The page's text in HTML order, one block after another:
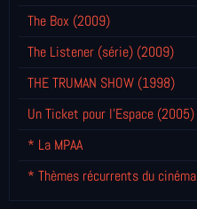
The Box (2009)
The Listener (série) (2009)
THE TRUMAN SHOW (1998)
Un Ticket pour l'Espace (2005)
* La MPAA
* Thèmes récurrents du cinéma